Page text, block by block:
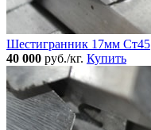
Шестигранник 17мм Ст45
40 000 руб./кг. Купить